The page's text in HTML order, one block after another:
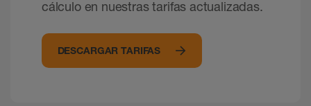
cálculo en nuestras tarifas actualizadas.
DESCARGAR TARIFAS